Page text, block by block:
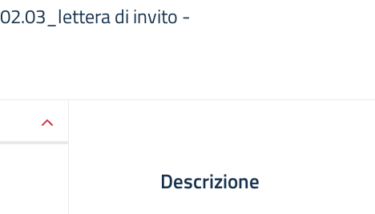
02.03_lettera di invito -
Descrizione